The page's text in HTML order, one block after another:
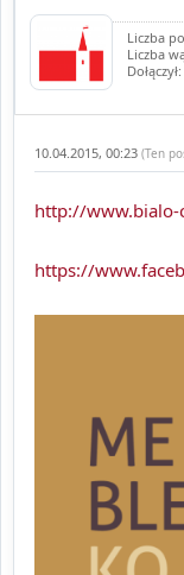
Liczba
Liczba
10.04.2015, 00:23 (Ten
http://www.bialo-
https://